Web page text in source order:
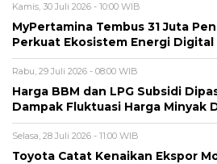
Kamis, 30 Juli 2026 - 10:00 WIB
MyPertamina Tembus 31 Juta
Perkuat Ekosistem Energi Digital
Rabu, 29 Juli 2026 - 08:00 WIB
Harga BBM dan LPG Subsidi
Dampak Fluktuasi Harga Minyak
Selasa, 28 Juli 2026 - 11:00 WIB
Toyota Catat Kenaikan Ekspor